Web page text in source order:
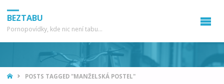
BEZTABU
Pornopovídky, kde nic není tabu...
HOMEPOSTS TAGGED "MANŽELSKÁ POSTEL"